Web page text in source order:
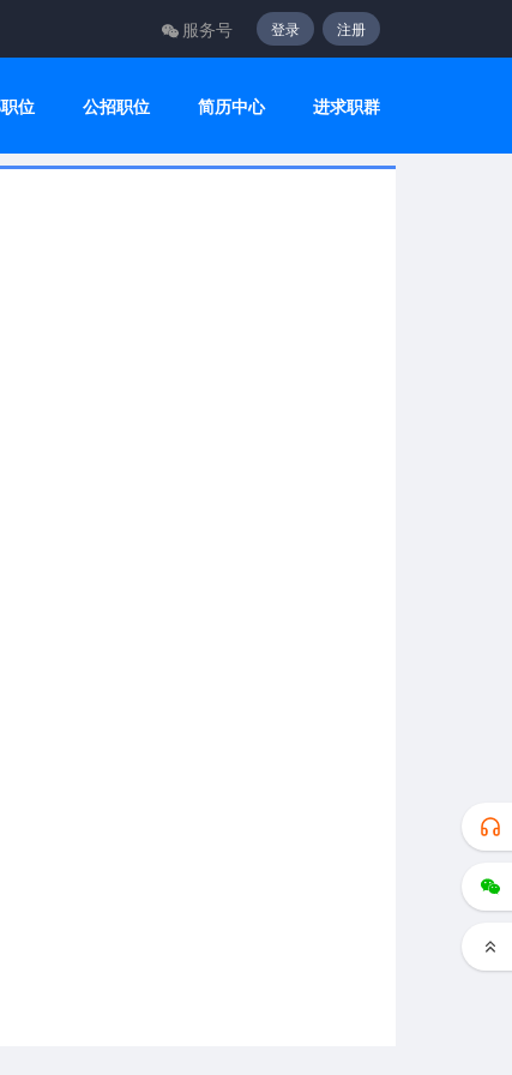
服务号 登录 注册
位 公招职位 简历中心 进求职群